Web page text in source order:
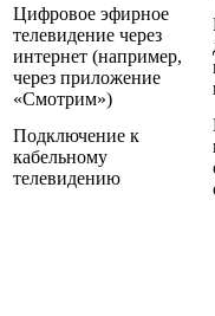
Цифровое эфирное
телевидение через
интернет (например,
через приложение
«Смотрим»)
Подключение к
кабельному
телевидению